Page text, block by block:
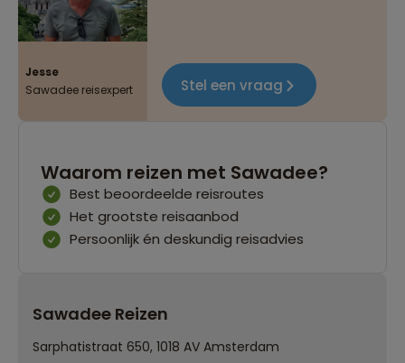
Jesse
Sawadee reisexpert
Stel een vraag
Waarom reizen met Sawadee?
Best beoordeelde reisroutes
Het grootste reisaanbod
Persoonlijk én deskundig reisadvies
Sawadee Reizen
Sarphatistraat 650, 1018 AV Amsterdam